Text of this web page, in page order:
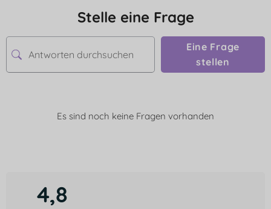
Stelle eine Frage
Eine Frage
stellen
Es sind noch keine Fragen vorhanden
4,8